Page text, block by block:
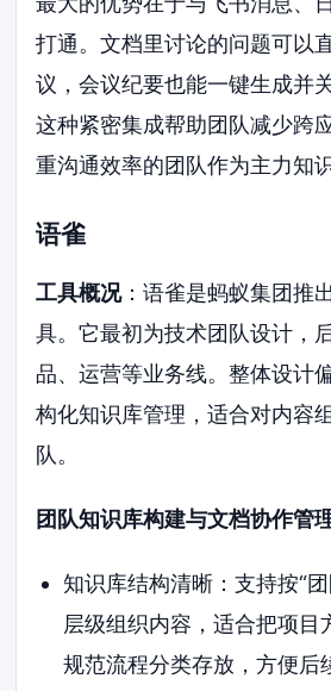
打通。文档里讨论的问题可以
议，会议纪要也能一键生成并
这种紧密集成帮助团队减少跨
重沟通效率的团队作为主力知
语雀
工具概况：语雀是蚂蚁集团推
具。它最初为技术团队设计，
品、运营等业务线。整体设计
构化知识库管理，适合对内容
队。
团队知识库构建与文档协作管
知识库结构清晰：支持按“
层级组织内容，适合把项目
规范流程分类存放，方便后